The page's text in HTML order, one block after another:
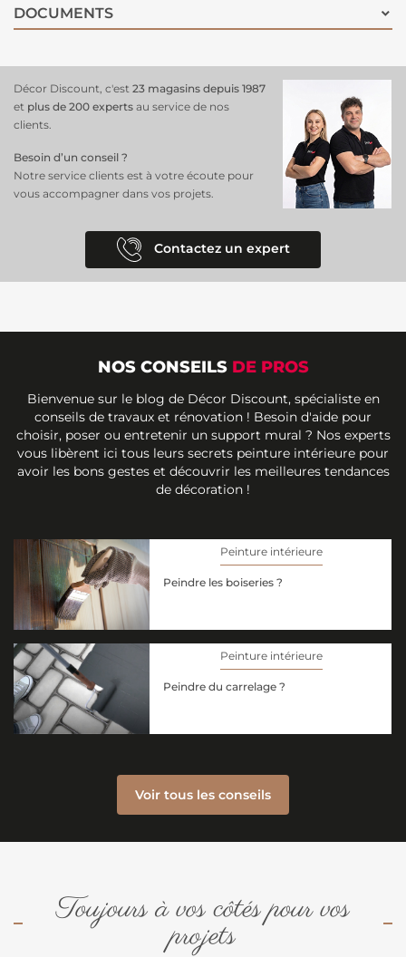
DOCUMENTS
Décor Discount, c'est 23 magasins depuis 1987
et plus de 200 experts au service de nos
clients.
Besoin d’un conseil ?
Notre service clients est à votre écoute pour
vous accompagner dans vos projets.
Contactez un expert
NOS CONSEILS DE PROS
Bienvenue sur le blog de Décor Discount, spécialiste en
conseils de travaux et rénovation ! Besoin d'aide pour
choisir, poser ou entretenir un support mural ? Nos experts
vous libèrent ici tous leurs secrets peinture intérieure pour
avoir les bons gestes et découvrir les meilleures tendances
de décoration !
Peinture intérieure
Peindre les boiseries ?
Peinture intérieure
Peindre du carrelage ?
Voir tous les conseils
Toujours à vos côtés pour vos
projets